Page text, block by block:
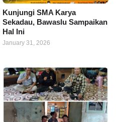
Kunjungi SMA Karya
Sekadau, Bawaslu Sampaikan
Hal Ini
January 31, 2026